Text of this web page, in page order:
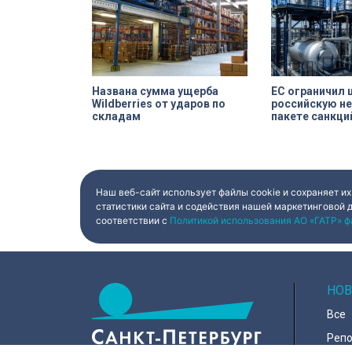
Названа сумма ущерба
Wildberries от ударов по
складам
ЕС ограничил
российскую
пакете
Наш веб-сайт использует файлы cookie и сохраняет
статистики сайта и содействия нашей
соответствии с Политикой использования АО «ГАТР»
Все